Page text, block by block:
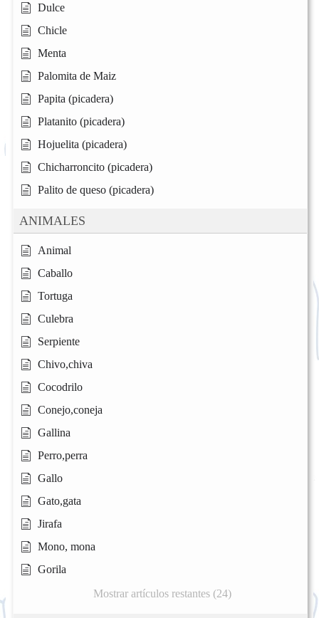
Dulce
Chicle
Menta
Palomita de Maiz
Papita (picadera)
Platanito (picadera)
Hojuelita (picadera)
Chicharroncito (picadera)
Palito de queso (picadera)
ANIMALES
Animal
Caballo
Tortuga
Culebra
Serpiente
Chivo,chiva
Cocodrilo
Conejo,coneja
Gallina
Perro,perra
Gallo
Gato,gata
Jirafa
Mono, mona
Gorila
Mostrar artículos restantes (24)